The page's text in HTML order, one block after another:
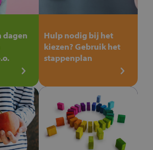
dagen
Hulp nodig bij het
kiezen? Gebruik het
stappenplan